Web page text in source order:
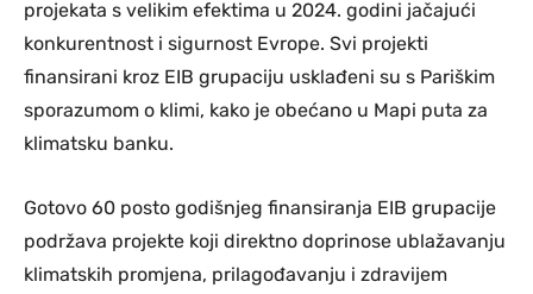
projekata s velikim efektima u 2024. godini jačajući
konkurentnost i sigurnost Evrope. Svi projekti
finansirani kroz EIB grupaciju usklađeni su s Pariškim
sporazumom o klimi, kako je obećano u Mapi puta za
klimatsku banku.
Gotovo 60 posto godišnjeg finansiranja EIB grupacije
podržava projekte koji direktno doprinose ublažavanju
klimatskih promjena, prilagođavanju i zdravijem